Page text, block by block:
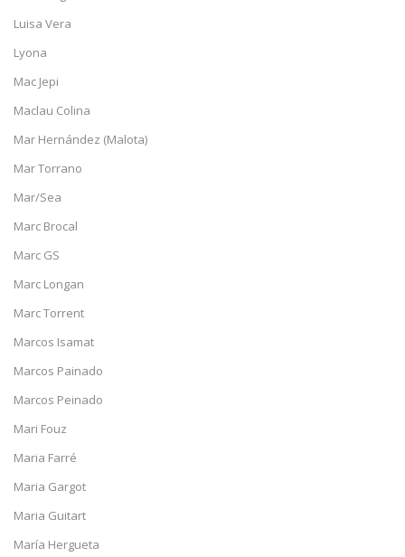
Luisa Vera
Lyona
Mac Jepi
Maclau Colina
Mar Hernández (Malota)
Mar Torrano
Mar/Sea
Marc Brocal
Marc GS
Marc Longan
Marc Torrent
Marcos Isamat
Marcos Painado
Marcos Peinado
Mari Fouz
Maria Farré
Maria Gargot
Maria Guitart
María Hergueta